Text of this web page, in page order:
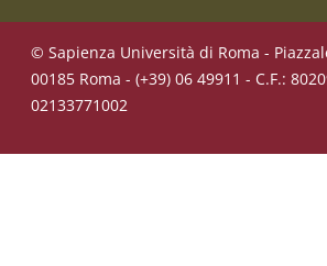
© Sapienza Università di Roma -
00185 Roma - (+39) 06 49911 - C.F.:
02133771002